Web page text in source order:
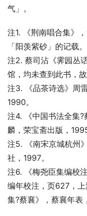
气」。
注1. 《荆南唱合集》
「阳羡紫砂」的记载。
注2. 蔡司沾《霁园丛
馆，均未查到此书，故
注3. 《品茶诗选》周
1990。
注4. 《中国书法全集
麟，荣宝斋出版，1995
注5. 《南宋京城杭州
社，1997。
注6. 《梅尧臣集编校
编年校注，页627，
集?蔡襄》，蔡襄年表